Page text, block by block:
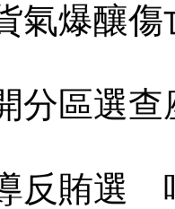
氣爆釀
分區選
反賄選